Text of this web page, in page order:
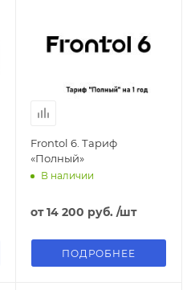
Frontol 6. Тариф
«Полный»
В наличии
от14 200 руб. /шт
ПОДРОБНЕЕ